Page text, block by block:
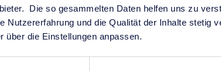
Die so gesammelten Daten helfen uns zu
Nutzererfahrung und die Qualität der Inhalte stetig
über die Einstellungen anpassen.